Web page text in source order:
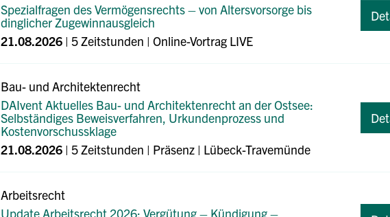
Spezialfragen des Vermögensrechts – von Altersvorsorge bis
dinglicher Zugewinnausgleich
21.08.2026 | 5 Zeitstunden | Online-Vortrag LIVE
Bau- und Architektenrecht
DAIvent Aktuelles Bau- und Architektenrecht an der Ostsee:
Selbständiges Beweisverfahren, Urkundenprozess und
Kostenvorschussklage
21.08.2026 | 5 Zeitstunden | Präsenz | Lübeck-Travemünde
Arbeitsrecht
Update Arbeitsrecht 2026: Vergütung – Kündigung –